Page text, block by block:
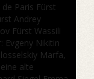
Paris Fürst
Andrey
Fürst Wassili
Evgeny Nikitin
Marfa,
alte